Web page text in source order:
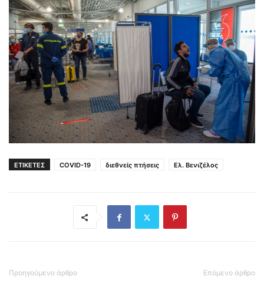
ΕΤΙΚΕΤΕΣ COVID-19 διεθνείς πτήσεις Ελ. Βενιζέλος
Προηγούμενο άρθρο Επόμενο άρθρο